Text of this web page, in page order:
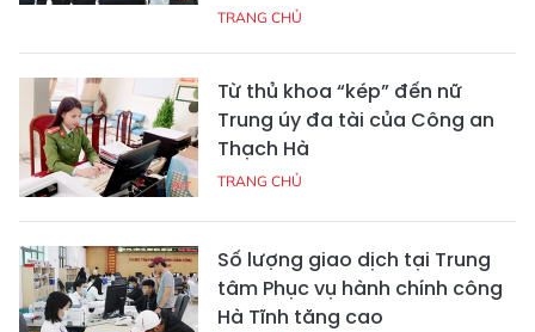
TRANG CHỦ
Từ thủ khoa “kép” đến nữ
Trung úy đa tài của Công an
Thạch Hà
TRANG CHỦ
Số lượng giao dịch tại Trung
tâm Phục vụ hành chính công
Hà Tĩnh tăng cao